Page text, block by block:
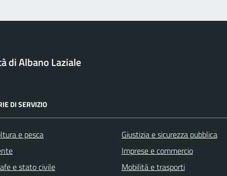
di Albano Laziale
DI SERVIZIO
e pesca
e stato civile
Giustizia e sicurezza pubblica
Imprese e commercio
Mobilità e trasporti